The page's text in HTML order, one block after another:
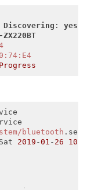
Discovering : yes
ZX220BT
:74 :E4
bluetooth
2019 -01 - 26 10